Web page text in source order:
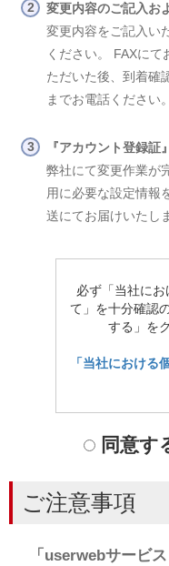
変更内容のご記入お
変更内容をご記入い
ください。 FAXに
ただいた後、到着確
までお電話ください。
『アカウント登録証
弊社にて変更作業が
用に必要な設定情報
送にてお届けいたし
必ず「当社に
て」を十分確認
する」を
「当社における
同意す
ご注意事項
「userwebサービ